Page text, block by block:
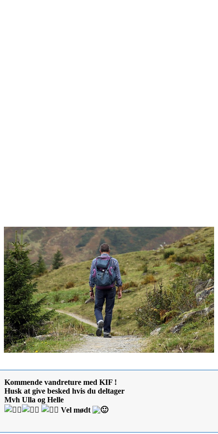
Kommende vandreture med KIF !
Husk at give besked hvis du deltager
Mvh Ulla og Helle
Vel mødt